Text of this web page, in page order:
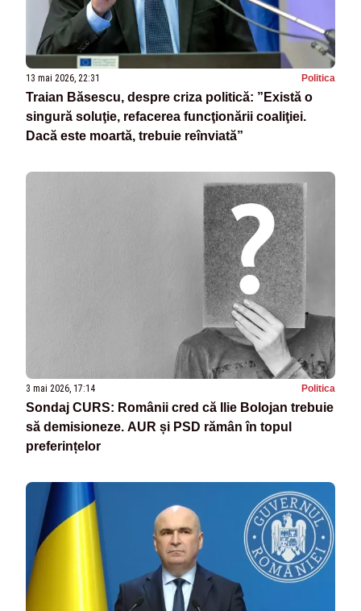
13 mai 2026, 22:31 Politica
Traian Băsescu, despre criza politică: ”Există o
singură soluţie, refacerea funcţionării coaliţiei.
Dacă este moartă, trebuie reînviată”
3 mai 2026, 17:14 Politica
Sondaj CURS: Românii cred că Ilie Bolojan trebuie
să demisioneze. AUR și PSD rămân în topul
preferințelor